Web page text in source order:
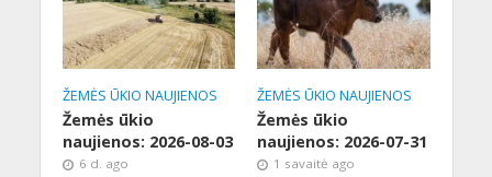
ŽEMĖS ŪKIO NAUJIENOS
Žemės ūkio
naujienos: 2026-08-03
6 d. ago
ŽEMĖS ŪKIO NAUJIENOS
Žemės ūkio
naujienos: 2026-07-31
1 savaitė ago